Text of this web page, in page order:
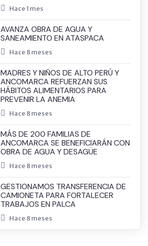
Hace 1 mes
AVANZA OBRA DE AGUA Y
SANEAMIENTO EN ATASPACA
Hace 8 meses
MADRES Y NIÑOS DE ALTO PERÚ Y
ANCOMARCA REFUERZAN SUS
HÁBITOS ALIMENTARIOS PARA
PREVENIR LA ANEMIA
Hace 8 meses
MÁS DE 200 FAMILIAS DE
ANCOMARCA SE BENEFICIARÁN CON
OBRA DE AGUA Y DESAGÜE
Hace 8 meses
GESTIONAMOS TRANSFERENCIA DE
CAMIONETA PARA FORTALECER
TRABAJOS EN PALCA
Hace 8 meses